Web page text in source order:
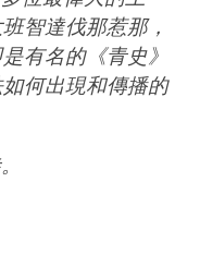
智達伐那惹那，
有名的《青史》
如何出現和傳播的